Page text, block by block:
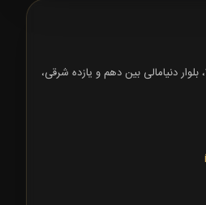
تهران، شهرک اندیشه، فاز 1، بلوار دنیامالی بین دهم و یازده شرقی،